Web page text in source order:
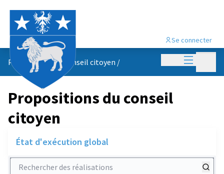
Menu
Se connecter
Propositions du conseil citoyen /
Propositions du conseil
citoyen
État d'exécution global
Rechercher des réalisations